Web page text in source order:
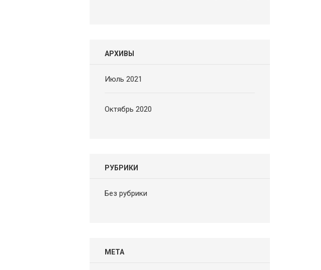
АРХИВЫ
Июль 2021
Октябрь 2020
РУБРИКИ
Без рубрики
МЕТА